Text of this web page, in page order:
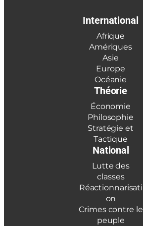
International
Afrique
Amériques
Asie
Europe
Océanie
Théorie
Économie
Philosophie
Stratégie et
Tactique
National
Lutte des
classes
Réactionnarisati
on
Crimes contre le
peuple